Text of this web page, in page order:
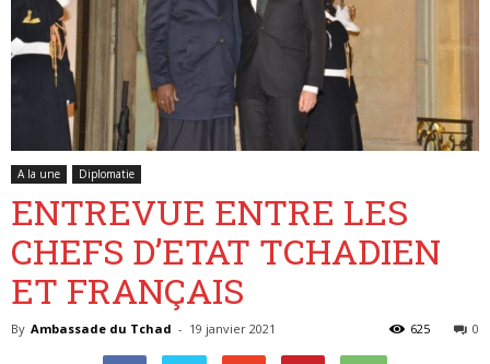
A la une Diplomatie
ENTREVUE ENTRE LES
CHEFS D’ETAT TCHADIEN
ET FRANÇAIS
By Ambassade du Tchad - 19 janvier 2021 0
625